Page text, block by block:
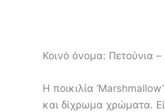
Κοινό όνομα: Πετούνια
Η ποικιλία
και δίχρωμα χρώματα.